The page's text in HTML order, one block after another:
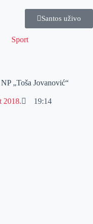
Santos uživo
Sport
„Toša Jovanović“
2018. 19:14